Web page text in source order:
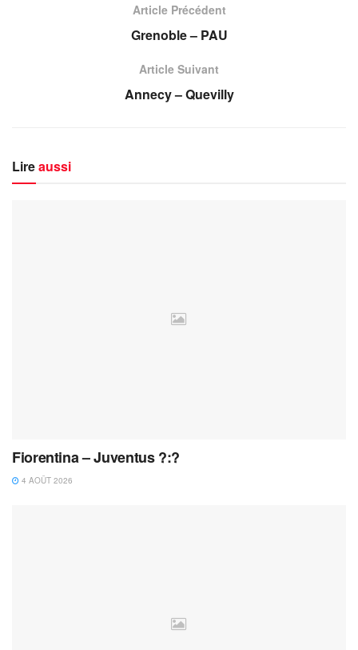
Article Précédent
Grenoble – PAU
Article Suivant
Annecy – Quevilly
Lireaussi
Fiorentina – Juventus ?:?
4 AOÛT 2026